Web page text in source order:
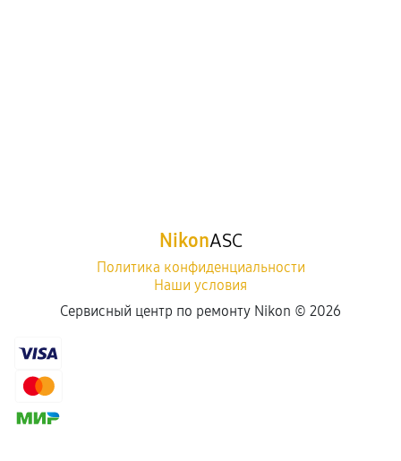
NikonASC
Политика конфиденциальности
Наши условия
Сервисный центр по ремонту Nikon © 2026